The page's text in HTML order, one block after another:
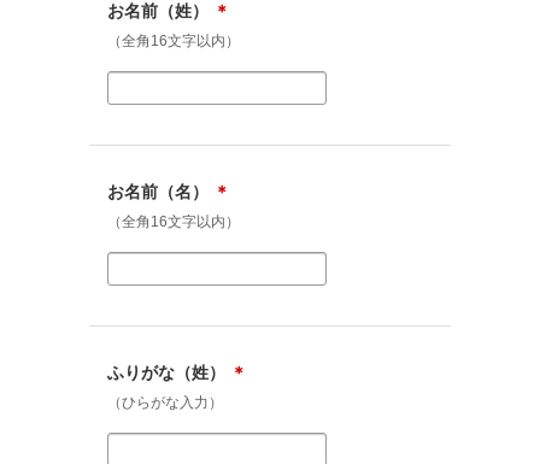
お名前（姓） ＊
（全角16文字以内）
お名前（名） ＊
（全角16文字以内）
ふりがな（姓） ＊
（ひらがな入力）